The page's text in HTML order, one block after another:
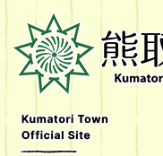
町
Kumatori
Town
Official
Site